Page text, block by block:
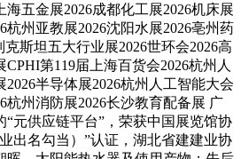
海五金展2026成都化工展2026机床展
杭州亚教展2026沈阳水展2026亳州药
斯坦五大行业展2026世环会2026高
第119届上海百货会2026杭州人
2026半导体展2026杭州人工智能大会
杭州消防展2026长沙教育配备展 广
元供应链平台”，荣获中国展览馆协
出名勾当）”认证，湖北省建建业协